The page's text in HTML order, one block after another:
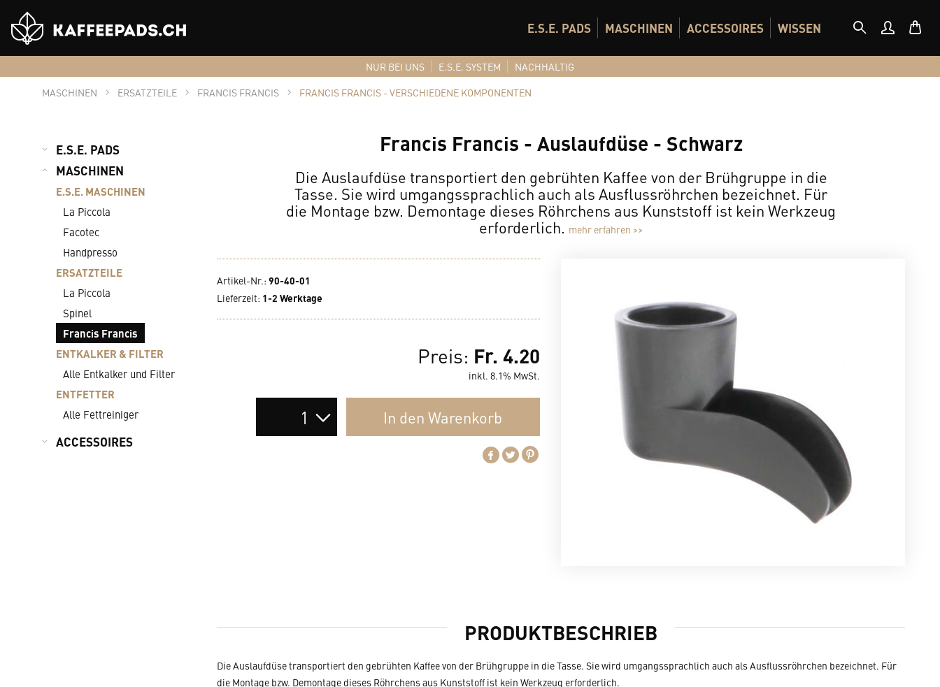
Shop
Logo
E.S.E. PADS MASCHINEN ACCESSOIRES WISSEN
NUR BEI UNS E.S.E. SYSTEM
NACHHALTIG
MASCHINEN
ERSATZTEILE FRANCIS FRANCIS FRANCIS FRANCIS - VERSCHIEDENE KOMPONENTEN
E.S.E. PADS
MASCHINEN
E.S.E. MASCHINEN
La Piccola
Facotec
Handpresso
ERSATZTEILE
La Piccola
Spinel
Francis Francis
ENTKALKER & FILTER
Alle Entkalker und Filter
ENTFETTER
Alle Fettreiniger
ACCESSOIRES
Francis Francis - Auslaufdüse - Schwarz
Die Auslaufdüse transportiert den gebrühten Kaffee von der Brühgruppe in die
Tasse. Sie wird umgangssprachlich auch als Ausflussröhrchen bezeichnet. Für
die Montage bzw. Demontage dieses Röhrchens aus Kunststoff ist kein Werkzeug
erforderlich. mehr erfahren >>
Artikel-Nr.: 90-40-01
Lieferzeit: 1-2 Werktage
Preis: Fr. 4.20
inkl. 8.1% MwSt.
In den Warenkorb
PRODUKTBESCHRIEB
Die Auslaufdüse transportiert den gebrühten Kaffee von der Brühgruppe in die Tasse. Sie wird umgangssprachlich auch als Ausflussröhrchen bezeichnet. Für
die Montage bzw. Demontage dieses Röhrchens aus Kunststoff ist kein Werkzeug erforderlich.